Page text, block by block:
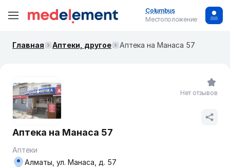
Columbus
Местоположение
Главная Аптеки, другое Аптека на Манаса 57
Аптека на Манаса 57
Аптеки
Алматы, ул. Манаса, д. 57
Нет отзывов